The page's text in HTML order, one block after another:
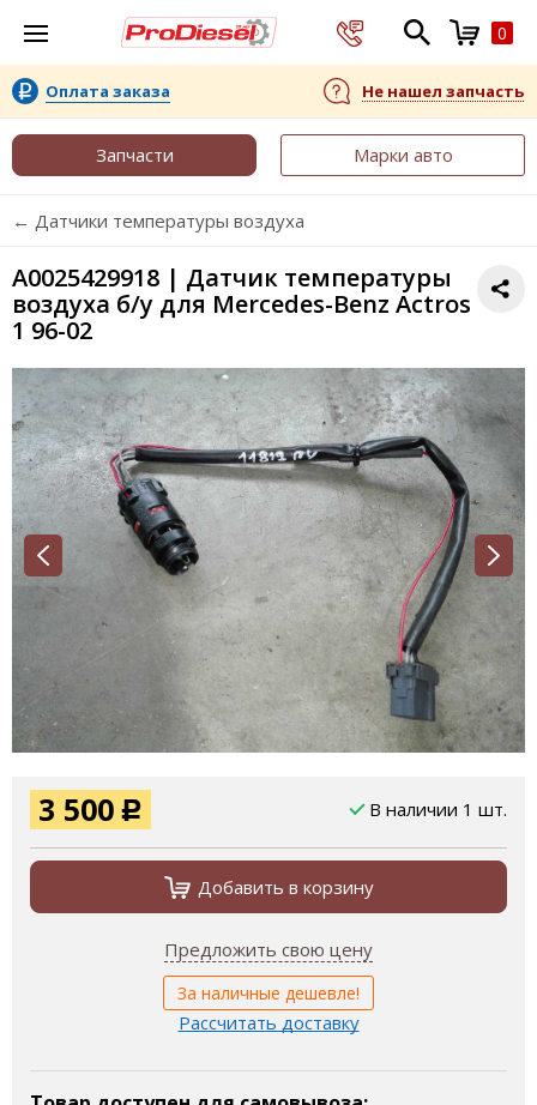
0
Оплата заказа Не нашел запчасть
Запчасти Марки авто
← Датчики температуры воздуха
A0025429918 | Датчик температуры
воздуха б/у для Mercedes-Benz Actros
1 96-02
3 500 Р В наличии 1 шт.
Добавить в корзину
Предложить свою цену
За наличные дешевле!
Рассчитать доставку